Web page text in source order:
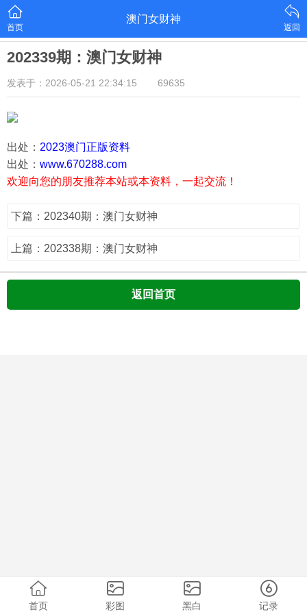
首页
澳门女财神
返回
202339期：澳门女财神
发表于：2026-05-21 22:34:15 69635
出处： 2023澳门正版资料
出处： www.670288.com
欢迎向您的朋友推荐本站或本资料，一起交流！
下篇：202340期：澳门女财神
上篇：202338期：澳门女财神
返回首页
首页 彩图 黑白 记录